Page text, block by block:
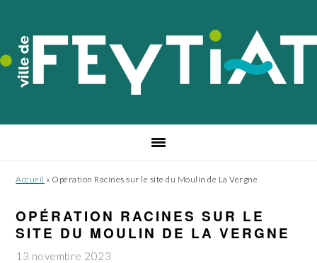
navigation
principale
contenu
principal
pied
de
page
Accueil » Opération Racines sur le site du Moulin de La Vergne
OPÉRATION RACINES SUR LE
SITE DU MOULIN DE LA VERGNE
13 novembre 2023